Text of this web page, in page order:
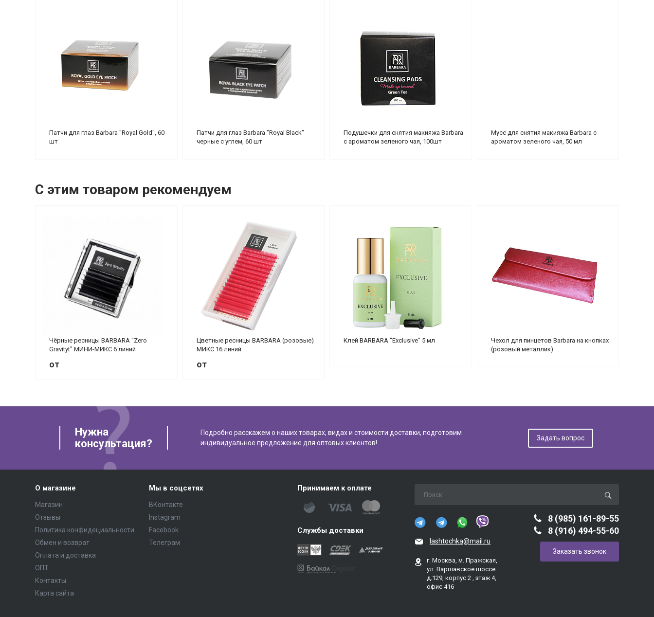
Патчи для глаз Barbara "Royal Gold", 60
шт
Патчи для глаз Barbara "Royal Black"
черные с углем, 60 шт
Подушечки для снятия макияжа Barbara
с ароматом зеленого чая, 100шт
Мусс для снятия макияжа Barbara с
ароматом зеленого чая, 50 мл
С этим товаром рекомендуем
Чёрные ресницы BARBARA "Zero
Gravityt" МИНИ-МИКС 6 линий
от
Цветные ресницы BARBARA (розовые)
МИКС 16 линий
от
Клей BARBARA "Exclusive" 5 мл
Чехол для пинцетов Barbara на кнопках
(розовый металлик)
Нужна
консультация?
Подробно расскажем о наших товарах, видах и стоимости доставки, подготовим
индивидуальное предложение для оптовых клиентов!
Задать вопрос
О магазине
Магазин
Отзывы
Политика конфидециальности
Обмен и возврат
Оплата и доставка
ОПТ
Контакты
Карта сайта
Мы в соцсетях
ВКонтакте
Instagram
Facebook
Телеграм
Принимаем к оплате
Службы доставки
lashtochka@mail.ru
г. Москва, м. Пражская,
ул. Варшавское шоссе
д.129, корпус 2 , этаж 4,
офис 416
8 (985) 161-89-55
8 (916) 494-55-60
Заказать звонок